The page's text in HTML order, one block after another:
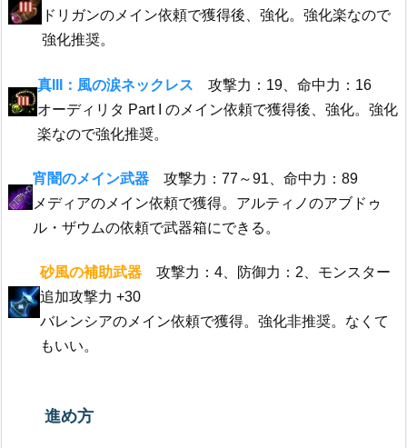
ドリガンのメイン依頼で獲得後、強化。強化楽なので
強化推奨。
真III：風の涙ネックレス 攻撃力：19、命中力：16
オーディリタ Part I のメイン依頼で獲得後、強化。強化
楽なので強化推奨。
宵闇のメイン武器 攻撃力：77～91、命中力：89
メディアのメイン依頼で獲得。アルティノのアブドゥ
ル・ザウムの依頼で武器箱にできる。
砂風の補助武器攻撃力：4、防御力：2、モンスター
追加攻撃力 +30
バレンシアのメイン依頼で獲得。強化非推奨。なくて
もいい。
進め方